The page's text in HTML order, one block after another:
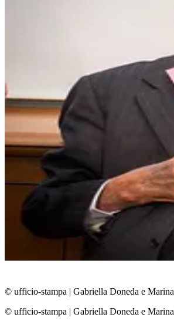
© ufficio-stampa | Gabriella Doneda e
© ufficio-stampa | Gabriella Doneda e